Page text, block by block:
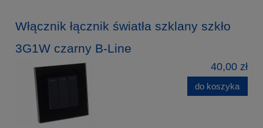
Włącznik łącznik światła szklany szkło
3G1W czarny B-Line
40,00 zł
do koszyka